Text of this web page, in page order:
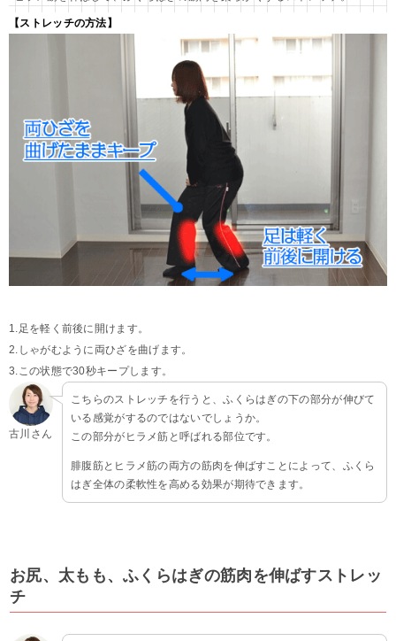
【ストレッチの方法】
1.足を軽く前後に開けます。
2.しゃがむように両ひざを曲げます。
3.この状態で30秒キープします。
古川さん
こちらのストレッチを行うと、ふくらはぎの下の部分が伸びて
いる感覚がするのではないでしょうか。
この部分がヒラメ筋と呼ばれる部位です。
腓腹筋とヒラメ筋の両方の筋肉を伸ばすことによって、ふくら
はぎ全体の柔軟性を高める効果が期待できます。
お尻、太もも、ふくらはぎの筋肉を伸ばすストレッ
チ